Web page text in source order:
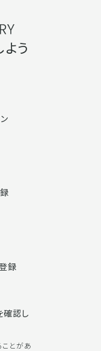
う
録
確認し
とがあ